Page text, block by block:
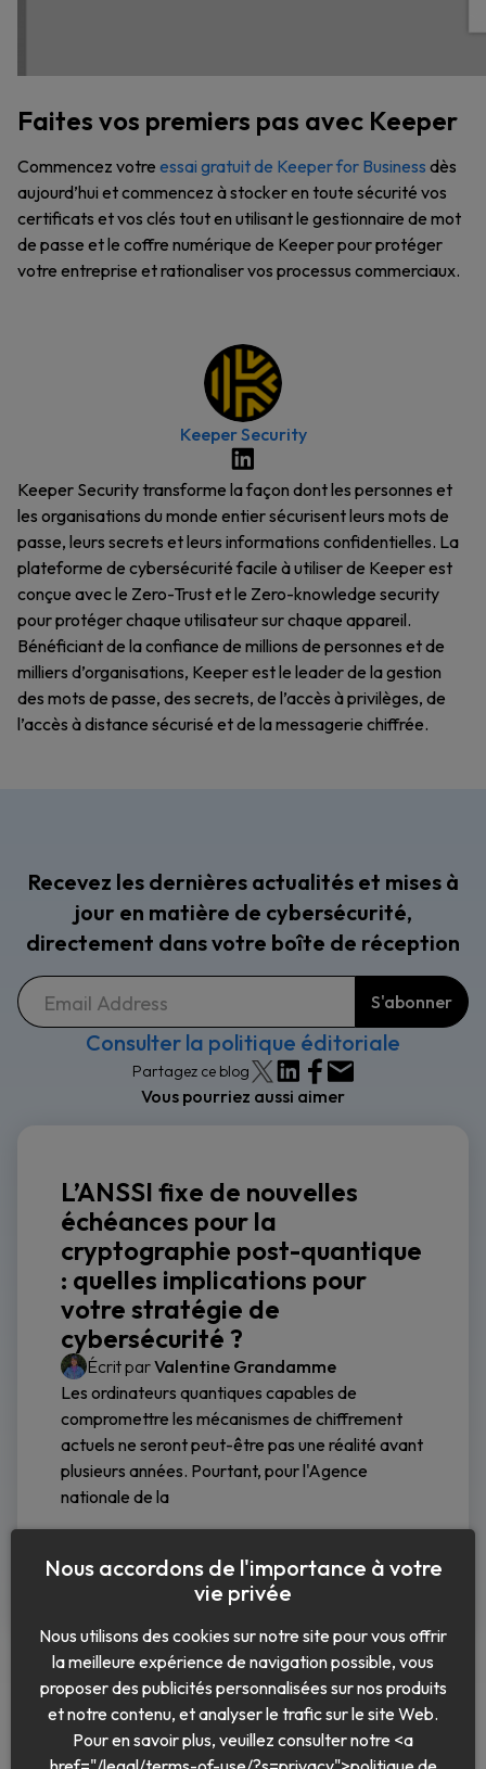
Faites vos premiers pas avec Keeper
Commencez votre essai gratuit de Keeper for Business dès
aujourd’hui et commencez à stocker en toute sécurité vos
certificats et vos clés tout en utilisant le gestionnaire de mot
de passe et le coffre numérique de Keeper pour protéger
votre entreprise et rationaliser vos processus commerciaux.
Keeper Security
Keeper Security transforme la façon dont les personnes et
les organisations du monde entier sécurisent leurs mots de
passe, leurs secrets et leurs informations confidentielles. La
plateforme de cybersécurité facile à utiliser de Keeper est
conçue avec le Zero-Trust et le Zero-knowledge security
pour protéger chaque utilisateur sur chaque appareil.
Bénéficiant de la confiance de millions de personnes et de
milliers d’organisations, Keeper est le leader de la gestion
des mots de passe, des secrets, de l’accès à privilèges, de
l’accès à distance sécurisé et de la messagerie chiffrée.
Recevez les dernières actualités et mises à
jour en matière de cybersécurité,
directement dans votre boîte de réception
Consulter la politique éditoriale
Partagez ce blog
Vous pourriez aussi aimer
L’ANSSI fixe de nouvelles
échéances pour la
cryptographie post-quantique
: quelles implications pour
votre stratégie de
cybersécurité ?
Écrit parValentine Grandamme
Les ordinateurs quantiques capables de
compromettre les mécanismes de chiffrement
actuels ne seront peut-être pas une réalité avant
plusieurs années. Pourtant, pour l'Agence
nationale de la
Lire la suite
Nous accordons de l'importance à votre
vie privée
Nous utilisons des cookies sur notre site pour vous offrir
la meilleure expérience de navigation possible, vous
proposer des publicités personnalisées sur nos produits
et notre contenu, et analyser le trafic sur le site Web.
Pour en savoir plus, veuillez consulter notre <a